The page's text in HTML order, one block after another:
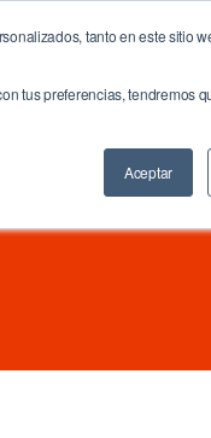
tanto en este sitio
tus preferencias, tendremos
Aceptar
FutureNOW!